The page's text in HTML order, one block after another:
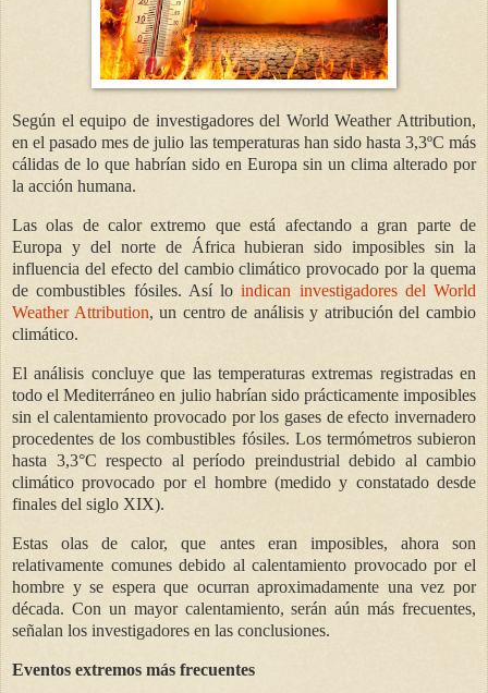
Según el equipo de investigadores del World Weather Attribution,
en el pasado mes de julio las temperaturas han sido hasta 3,3ºC más
cálidas de lo que habrían sido en Europa sin un clima alterado por
la acción humana.
Las olas de calor extremo que está afectando a gran parte de
Europa y del norte de África hubieran sido imposibles sin la
influencia del efecto del cambio climático provocado por la quema
de combustibles fósiles. Así loindican investigadores del World
Weather Attribution, un centro de análisis y atribución del cambio
climático.
El análisis concluye que las temperaturas extremas registradas en
todo el Mediterráneo en julio habrían sido prácticamente imposibles
sin el calentamiento provocado por los gases de efecto invernadero
procedentes de los combustibles fósiles. Los termómetros subieron
hasta 3,3°C respecto al período preindustrial debido al cambio
climático provocado por el hombre (medido y constatado desde
finales del siglo XIX).
Estas olas de calor, que antes eran imposibles, ahora son
relativamente comunes debido al calentamiento provocado por el
hombre y se espera que ocurran aproximadamente una vez por
década. Con un mayor calentamiento, serán aún más frecuentes,
señalan los investigadores en las conclusiones.
Eventos extremos más frecuentes